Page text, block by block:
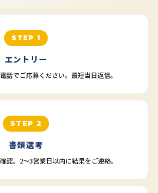
STEP 1
エントリー
話でご応募ください。最短当日返信。
STEP 2
書類選考
認。2〜3営業日以内に結果をご連絡。